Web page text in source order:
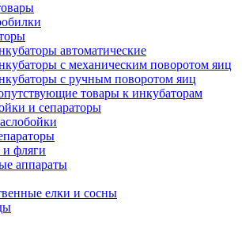
автоматические
с механическим поворотом яиц
с ручным поворотом яиц
товары к инкубаторам
и сепараторы
фляги
аппараты
елки и сосны